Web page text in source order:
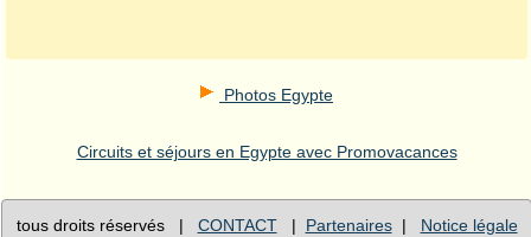
Photos Egypte
Circuits et séjours en Egypte avec Promovacances
tous droits réservés | CONTACT| Partenaires| Notice légale